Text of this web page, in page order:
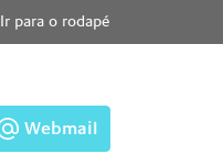
Ir para o rodapé
Webmail